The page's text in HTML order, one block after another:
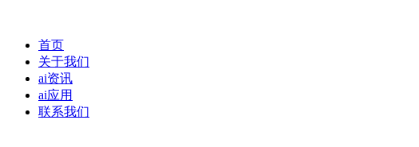
首页
关于我们
ai资讯
ai应用
联系我们